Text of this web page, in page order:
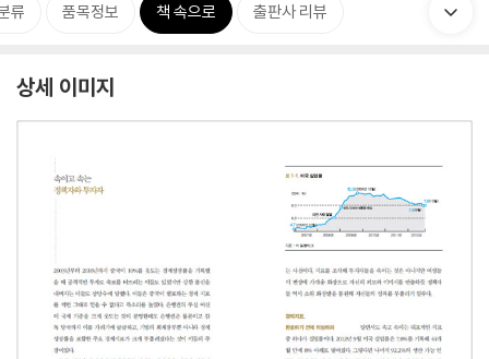
류 품목정보 책 속으로 출판사 리뷰
상세 이미지